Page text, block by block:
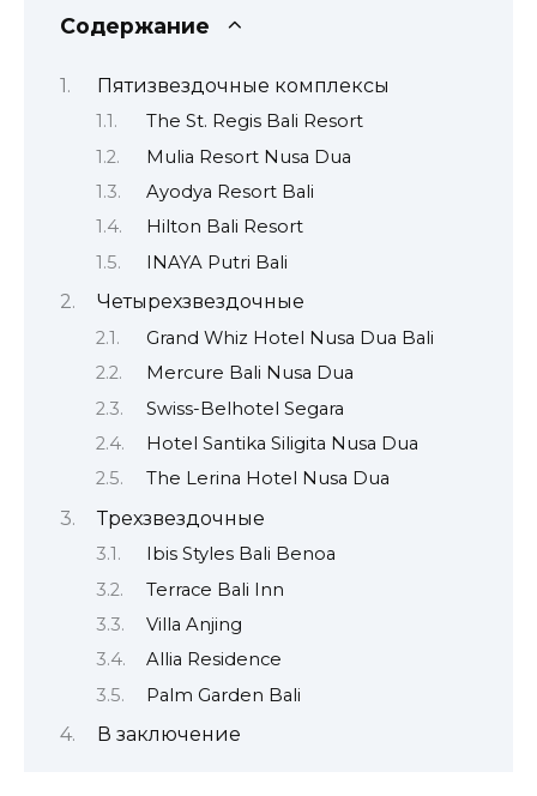
Содержание
Пятизвездочные комплексы
The St. Regis Bali Resort
Mulia Resort Nusa Dua
Ayodya Resort Bali
Hilton Bali Resort
INAYA Putri Bali
Четырехзвездочные
Grand Whiz Hotel Nusa Dua Bali
Mercure Bali Nusa Dua
Swiss-Belhotel Segara
Hotel Santika Siligita Nusa Dua
The Lerina Hotel Nusa Dua
Трехзвездочные
Ibis Styles Bali Benoa
Terrace Bali Inn
Villa Anjing
Allia Residence
Palm Garden Bali
В заключение